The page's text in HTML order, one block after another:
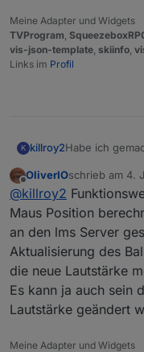
Meine Adapter und Widgets
TVProgram
vis-json-template skiinfo
Links im Profil
K killroy2Habe ich
iobroker
0.8.25
Zu test setze
gross. Klick
Was mir noch
werden
späteren Klicks
Beispiel von
zweiten wird
funktioniert
Offline
OliverIOschrieb am 4.
zuletzt editiert
@killroy2
Maus Position
an den lms Server
Aktualisierung des
die neue Lautstärke
Es kann ja auch sein
Lautstärke geändert
Meine Adapter und Widgets